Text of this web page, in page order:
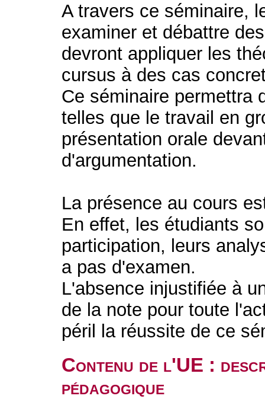
A travers ce séminaire,
examiner et débattre
devront appliquer les
cursus à des cas
Ce séminaire permettra
telles que le travail en
présentation orale
d'argumentation.
La présence au cours
En effet, les étudiants
participation, leurs
a pas d'examen.
L'absence injustifiée à
de la note pour toute
péril la réussite de ce
Contenu de l'UE :
pédagogique